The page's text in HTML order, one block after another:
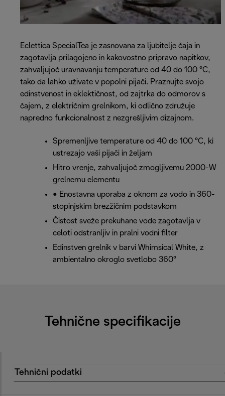
Eclettica SpecialTea je zasnovana za ljubitelje čaja in
zagotavlja prilagojeno in kakovostno pripravo napitkov,
zahvaljujoč uravnavanju temperature od 40 do 100 °C,
tako da lahko uživate v popolni pijači. Praznujte svojo
edinstvenost in eklektičnost, od zajtrka do odmorov s
čajem, z električnim grelnikom, ki odlično združuje
napredno funkcionalnost z nezgrešljivim dizajnom.
Spremenljive temperature od 40 do 100 °C, ki
ustrezajo vaši pijači in željam
Hitro vrenje, zahvaljujoč zmogljivemu 2000-W
grelnemu elementu
• Enostavna uporaba z oknom za vodo in 360-
stopinjskim brezžičnim podstavkom
Čistost sveže prekuhane vode zagotavlja v
celoti odstranljiv in pralni vodni filter
Edinstven grelnik v barvi Whimsical White, z
ambientalno okroglo svetlobo 360°
Tehnične specifikacije
Tehnični podatki